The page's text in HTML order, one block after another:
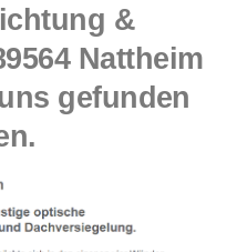
&
Nattheim
gefunden